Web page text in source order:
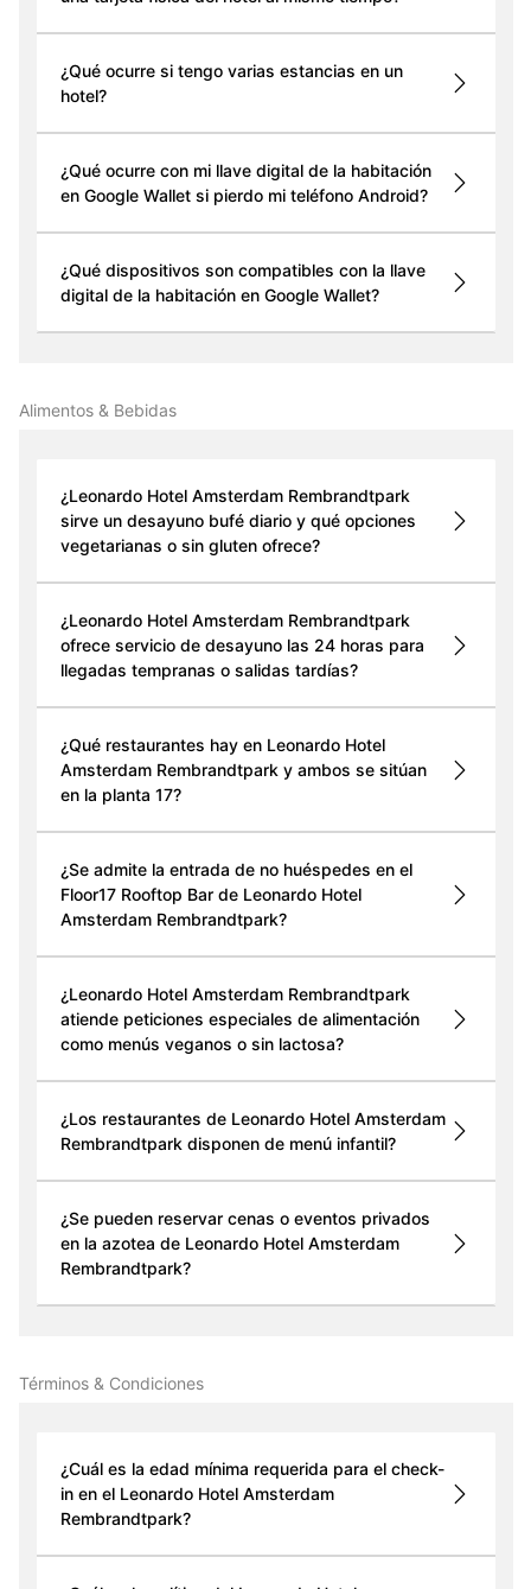
¿Qué ocurre si tengo varias estancias en un
hotel?
¿Qué ocurre con mi llave digital de la habitación
en Google Wallet si pierdo mi teléfono Android?
¿Qué dispositivos son compatibles con la llave
digital de la habitación en Google Wallet?
Alimentos & Bebidas
¿Leonardo Hotel Amsterdam Rembrandtpark
sirve un desayuno bufé diario y qué opciones
vegetarianas o sin gluten ofrece?
¿Leonardo Hotel Amsterdam Rembrandtpark
ofrece servicio de desayuno las 24 horas para
llegadas tempranas o salidas tardías?
¿Qué restaurantes hay en Leonardo Hotel
Amsterdam Rembrandtpark y ambos se sitúan
en la planta 17?
¿Se admite la entrada de no huéspedes en el
Floor17 Rooftop Bar de Leonardo Hotel
Amsterdam Rembrandtpark?
¿Leonardo Hotel Amsterdam Rembrandtpark
atiende peticiones especiales de alimentación
como menús veganos o sin lactosa?
¿Los restaurantes de Leonardo Hotel Amsterdam
Rembrandtpark disponen de menú infantil?
¿Se pueden reservar cenas o eventos privados
en la azotea de Leonardo Hotel Amsterdam
Rembrandtpark?
Términos & Condiciones
¿Cuál es la edad mínima requerida para el check-
in en el Leonardo Hotel Amsterdam
Rembrandtpark?